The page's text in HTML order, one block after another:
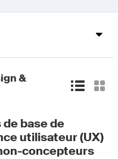
&
base de
utilisateur (UX)
concepteurs